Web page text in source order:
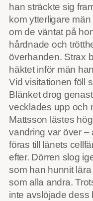
han sträckte sig
kom ytterligare
om de väntat på
hårdnade och
överhanden. Strax
häktet inför män
Vid visitationen föll
Blänket drog
vecklades upp och
Mattsson lästes
vandring var över –
föras till länets
efter. Dörren slog
som han hunnit
som alla andra.
inte avslöjade dess